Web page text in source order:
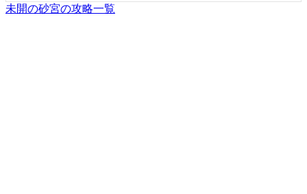
未開の砂宮の攻略一覧